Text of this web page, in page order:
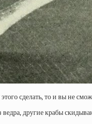
сделать, то и вы не
другие крабы